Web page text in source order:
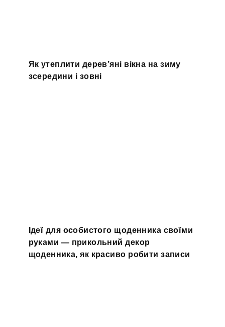
Як утеплити дерев’яні вікна на зиму
зсередини і зовні
Ідеї для особистого щоденника своїми
руками — прикольний декор
щоденника, як красиво робити записи